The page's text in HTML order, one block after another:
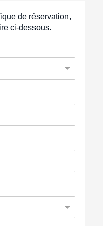
de réservation,
ci-dessous.